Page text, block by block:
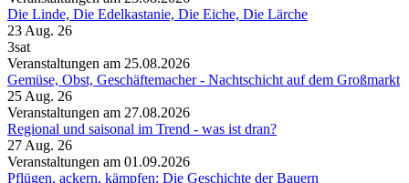
Die Linde, Die Edelkastanie, Die Eiche, Die Lärche
23 Aug. 26
3sat
Veranstaltungen am 25.08.2026
Gemüse, Obst, Geschäftemacher - Nachtschicht auf dem Großmarkt
25 Aug. 26
Veranstaltungen am 27.08.2026
Regional und saisonal im Trend - was ist dran?
27 Aug. 26
Veranstaltungen am 01.09.2026
Pflügen, ackern, kämpfen: Die Geschichte der Bauern